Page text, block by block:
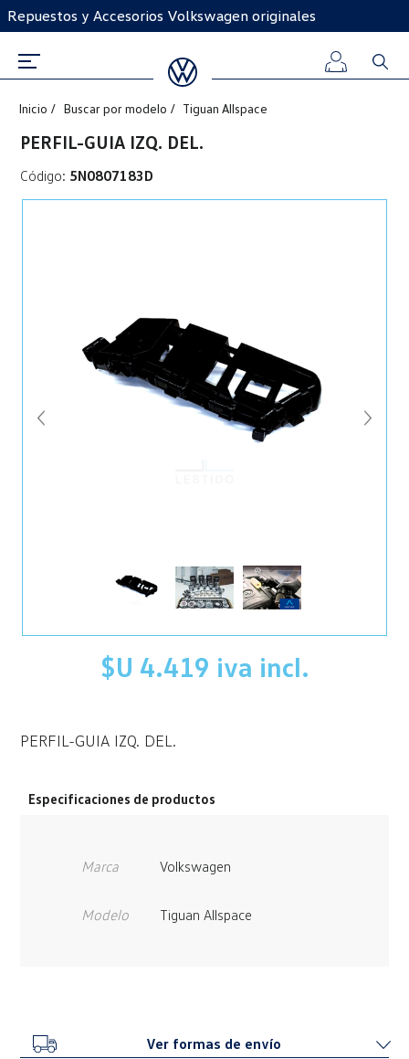
Repuestos y Accesorios Volkswagen originales
Inicio Buscar por modelo Tiguan Allspace
PERFIL-GUIA IZQ. DEL.
Código: 5N0807183D
$U 4.419 iva incl.
PERFIL-GUIA IZQ. DEL.
Especificaciones de productos
Marca Volkswagen
Modelo Tiguan Allspace
Ver formas de envío